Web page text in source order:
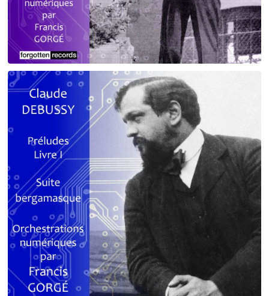
Debussy - Schmitt - Ravel
orchestrations numériques par Francis Gorgé